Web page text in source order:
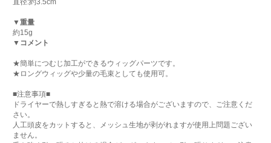
直径:約3.5cm
▼重量
約15g
▼コメント
★簡単につむじ加工ができるウィッグパーツです。
★ロングウィッグや少量の毛束としても使用可。
■注意事項■
ドライヤーで熱しすぎると熱で溶ける場合がございますので、ご注意くだ
さい。
人工頭皮をカットすると、メッシュ生地が剥がれますが使用上問題ござい
ません。